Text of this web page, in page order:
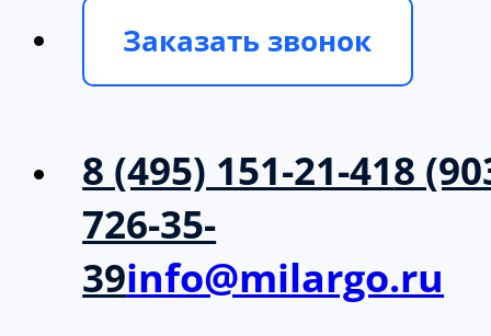
Заказать звонок
8 (495) 151-21-418
726-35-
39info@milargo.ru